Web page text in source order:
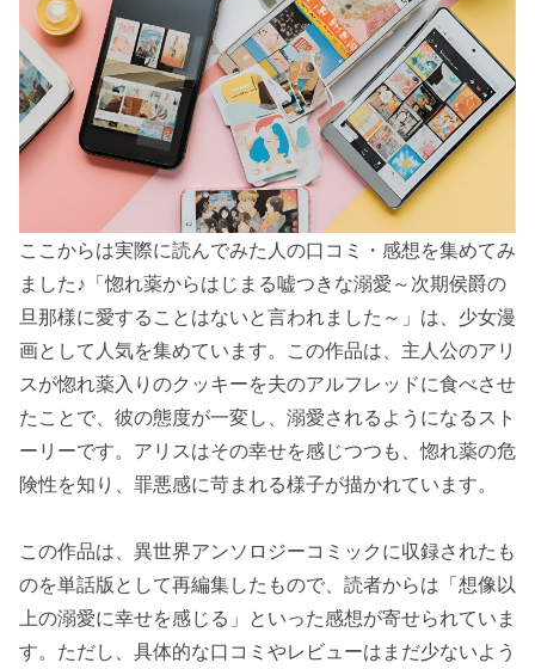
ここからは実際に読んでみた人の口コミ・感想を集めてみ
ました♪「惚れ薬からはじまる嘘つきな溺愛～次期侯爵の
旦那様に愛することはないと言われました～」は、少女漫
画として人気を集めています。この作品は、主人公のアリ
スが惚れ薬入りのクッキーを夫のアルフレッドに食べさせ
たことで、彼の態度が一変し、溺愛されるようになるスト
ーリーです。アリスはその幸せを感じつつも、惚れ薬の危
険性を知り、罪悪感に苛まれる様子が描かれています。
この作品は、異世界アンソロジーコミックに収録されたも
のを単話版として再編集したもので、読者からは「想像以
上の溺愛に幸せを感じる」といった感想が寄せられていま
す。ただし、具体的な口コミやレビューはまだ少ないよう